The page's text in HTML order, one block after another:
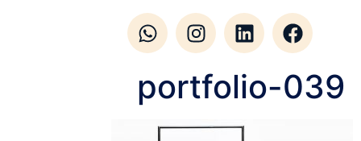
portfolio-039